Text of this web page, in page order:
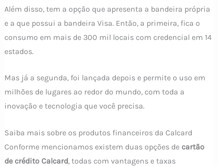
Além disso, tem a opção que apresenta a bandeira própria
e a que possui a bandeira Visa. Então, a primeira, fica o
consumo em mais de 300 mil locais com credencial em 14
estados.
Mas já a segunda, foi lançada depois e permite o uso em
milhões de lugares ao redor do mundo, com toda a
inovação e tecnologia que você precisa.
Saiba mais sobre os produtos financeiros da Calcard
Conforme mencionamos existem duas opções de cartão
de crédito Calcard, todas com vantagens e taxas